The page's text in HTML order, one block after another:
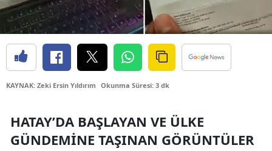
Çankırı
Çorum
Denizli
Elazığ
KAYNAK: Zeki Ersin Yıldırım Okunma Süresi: 3 dk
HATAY’DA BAŞLAYAN VE ÜLKE
GÜNDEMINE TAŞINAN GÖRÜNTÜLER